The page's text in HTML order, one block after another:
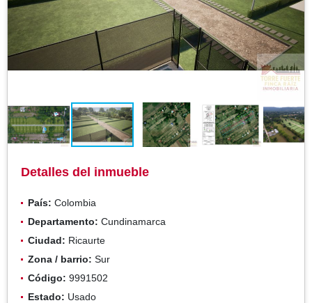
Detalles del inmueble
País: Colombia
Departamento: Cundinamarca
Ciudad: Ricaurte
Zona / barrio: Sur
Código: 9991502
Estado: Usado